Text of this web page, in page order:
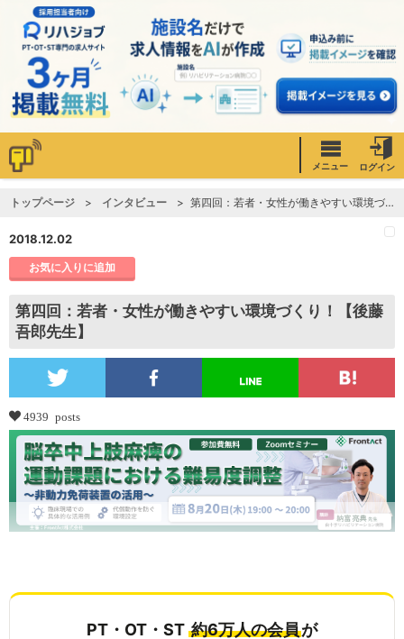
メニュー ログイン
トップページ インタビュー 第四回：若者・女性が働きやすい環境づくり！【後藤吾郎先生】
2018.12.02
お気に入りに追加
第四回：若者・女性が働きやすい環境づくり！【後藤
吾郎先生】
4939 posts
PT・OT・ST 約6万人の会員が